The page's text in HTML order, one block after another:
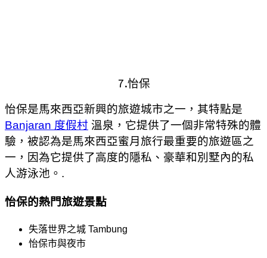
7.怡保
怡保是馬來西亞新興的旅遊城市之一，其特點是
Banjaran 度假村 溫泉，它提供了一個非常特殊的體
驗，被認為是馬來西亞蜜月旅行最重要的旅遊區之
一，因為它提供了高度的隱私、豪華和別墅內的私
人游泳池。.
怡保的熱門旅遊景點
失落世界之城 Tambung
怡保市與夜市